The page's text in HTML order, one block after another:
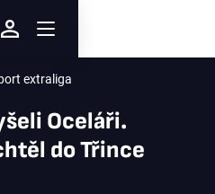
extraliga
Oceláři.
do Třince